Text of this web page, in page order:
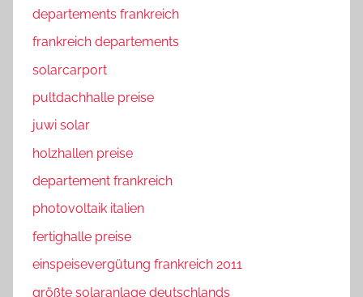
departements frankreich
frankreich departements
solarcarport
pultdachhalle preise
juwi solar
holzhallen preise
departement frankreich
photovoltaik italien
fertighalle preise
einspeisevergütung frankreich 2011
größte solaranlage deutschlands